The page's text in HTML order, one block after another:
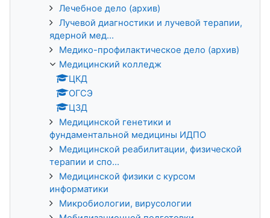
Лечебное дело (архив)
Лучевой диагностики и лучевой терапии,
ядерной мед...
Медико-профилактическое дело (архив)
Медицинский колледж
ЦКД
ОГСЭ
ЦЗД
Медицинской генетики и
фундаментальной медицины ИДПО
Медицинской реабилитации, физической
терапии и спо...
Медицинской физики с курсом
информатики
Микробиологии, вирусологии